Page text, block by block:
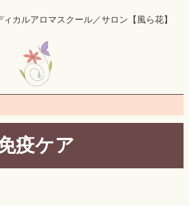
カルアロマスクール／サロン【風ら花】
疫ケア